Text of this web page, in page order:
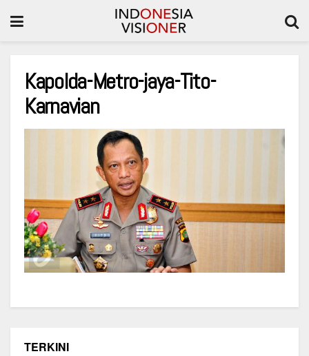
Kapolda-Metro-jaya-Tito-
Karnavian
TERKINI